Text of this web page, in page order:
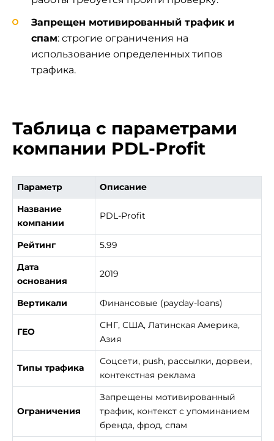
Запрещен мотивированный трафик и
спам: строгие ограничения на
использование определенных типов
трафика.
Таблица с параметрами
компании PDL-Profit
Параметр
Описание
Название
компании
PDL-Profit
Рейтинг
5.99
Дата
основания
2019
Вертикали Финансовые (payday-loans)
ГЕО
СНГ, США, Латинская Америка,
Азия
Типы трафика
Соцсети, push, рассылки, дорвеи,
контекстная реклама
Ограничения
Запрещены мотивированный
трафик, контекст с упоминанием
бренда, фрод, спам